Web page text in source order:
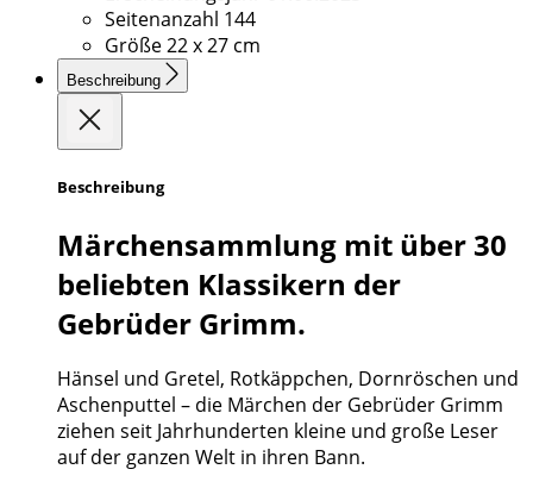
Seitenanzahl 144
Größe22 x 27 cm
Beschreibung
Beschreibung
Märchensammlung mit über 30
beliebten Klassikern der
Gebrüder Grimm.
Hänsel und Gretel, Rotkäppchen, Dornröschen und
Aschenputtel – die Märchen der Gebrüder Grimm
ziehen seit Jahrhunderten kleine und große Leser
auf der ganzen Welt in ihren Bann.